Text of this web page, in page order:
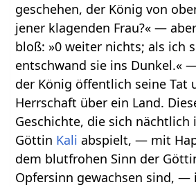
geschehen, der König von
jener klagenden Frau?« —
bloß: »0 weiter nichts; als ich
entschwand sie ins Dunkel.«
der König öffentlich seine Tat
Herrschaft über ein Land.
Geschichte, die sich nächtlich
Göttin Kali abspielt, — mit
dem blutfrohen Sinn der
Opfersinn gewachsen sind, —